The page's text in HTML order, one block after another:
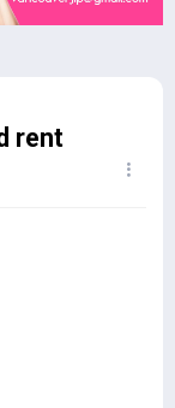
rent